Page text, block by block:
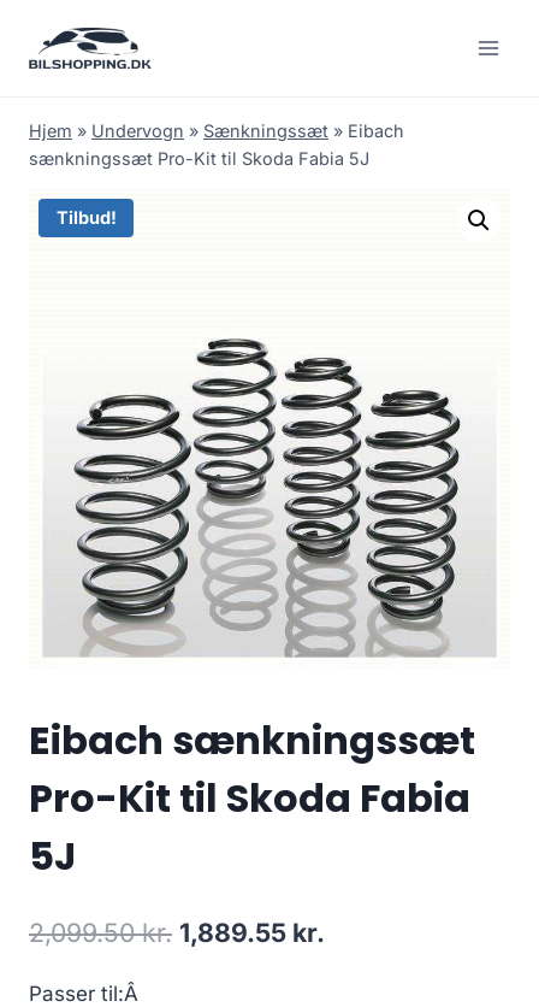
Hjem » Undervogn » Sænkningssæt » Eibach
sænkningssæt Pro-Kit til Skoda Fabia 5J
Tilbud!
Eibach sænkningssæt
Pro-Kit til Skoda Fabia
5J
2,099.50kr. Den
1,889.55 kr.
Passer til:Â